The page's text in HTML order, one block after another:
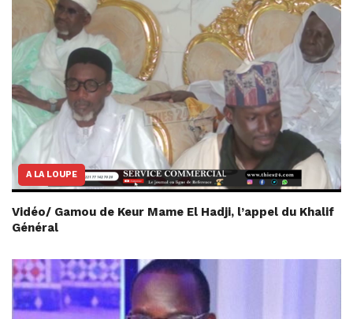
A LA LOUPE
Vidéo/ Gamou de Keur Mame El Hadji, l’appel du Khalif
Général